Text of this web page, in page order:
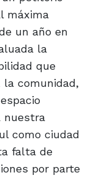
máxima
un año en
la
que
la comunidad,
nuestra
como ciudad
falta de
por parte